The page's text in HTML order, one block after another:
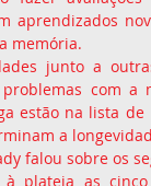
aprendizados
memória.
junto a
com a
estão na lista
a
falou sobre os
plateia as